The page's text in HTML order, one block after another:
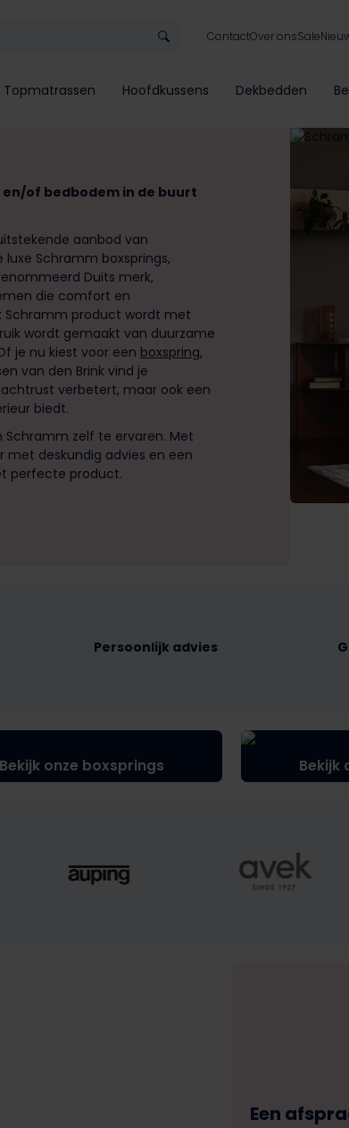
ContactOver onsSale
Topmatrassen Hoofdkussens Dekbedden
en/of bedbodem in de buurt
aanbod van
Schramm boxsprings,
Duits merk,
die comfort en
Schramm product wordt met
wordt gemaakt van duurzame
je nu kiest voor een boxspring,
van den Brink vind je
verbetert, maar ook een
biedt.
zelf te ervaren. Met
met deskundig advies en een
perfecte product.
Persoonlijk advies
Bekijk onze boxsprings Bekijk
Een